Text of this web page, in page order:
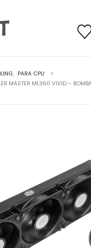
, PARA CPU
MASTER ML360 VIVID –